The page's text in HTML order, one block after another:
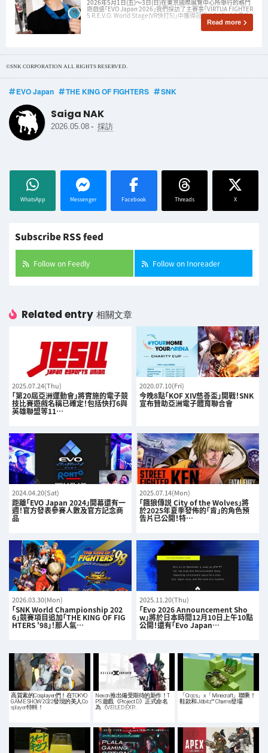
2026年5月1日(五)～3日(日)在東京國際展覽中心所舉行的格鬥
遊戲盛「EVO Japan 2026」我們採訪了主賽事「VIRTUA FIGHTER
5 R.E.V.O. World Stage(VR快打5)」中獲得冠軍的BARUGO選手！
Read more
©SNK CORPORATION ALL RIGHTS RESERVED.
EVO Japan THE KING OF FIGHTERS SNK
Saiga NAK
2026.05.08 - 採訪
WhatsApp Messenger Facebook Threads X
Subscribe RSS feed
Follow on Feedly Follow on Inoreader
Related entry 相關文章
2025.07.24(Thu)
「第20屆亞洲運動會」將實施的電子競
技比賽遊戲名稱已確定！包括快打6與
英雄聯盟等11…
2020.07.10(Fri)
今晚8點「KOF XIV慈善盃」開戰！SNK
宣布贊助亞洲電子體育聯合會
2024.04.20(Sat)
距離「EVO Japan 2024」開幕還有一
週！官方發表參賽人數及官方記念商
品
2025.07.14(Mon)
「餓狼傳説 City of the Wolves」將
於2025年夏季發佈的「肯」的角色預
告片已公開！特…
2026.03.30(Mon)
「SNK World Championship 202
6」競賽項目追加「THE KING OF FIG
HTERS '98」！那人氣…
2025.11.20(Thu)
「Evo 2026 Announcement Sho
w」將於日本時間12月10日上午10點
公開！還有「Evo Japan…
高質素的Cosplayer們！在TOKYO
GAME SHOW 2022發現的美人Co
splayer特輯！
Nexon 推出備受期待的新作！T
PS 遊戲《Project D》正式命名
為《VEILED EXP…
「Crocs」x「Minecraft」聯乘！
鞋款和Jibbitz™ Charms登場